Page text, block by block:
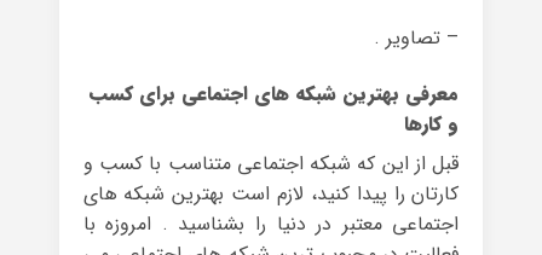
– تصاویر .
معرفی بهترین شبکه های اجتماعی برای کسب
و کارها
قبل از این که شبکه اجتماعی متناسب با کسب و
کارتان را پیدا کنید، لازم است بهترین شبکه های
اجتماعی معتبر در دنیا را بشناسید . امروزه با